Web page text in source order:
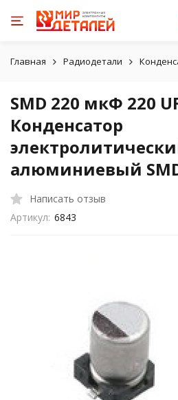
Главная Радиодетали
SMD 220 мкФ 220
Конденсатор
алюминиевый
Написать отзыв
Артикул: 6843